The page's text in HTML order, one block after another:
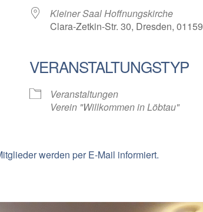
Google Kalender
Kleiner Saal Hoffnungskirche
Clara-Zetkin-Str. 30, Dresden, 01159
VERANSTALTUNGSTYP
Veranstaltungen
Verein "Willkommen in Löbtau"
werden per E-Mail informiert.